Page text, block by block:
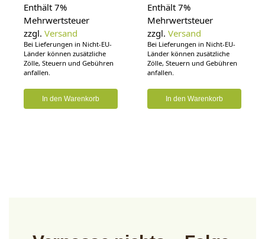
Enthält 7%
Mehrwertsteuer
zzgl. Versand
Bei Lieferungen in Nicht-EU-
Länder können zusätzliche
Zölle, Steuern und Gebühren
anfallen.
In den Warenkorb
Enthält 7%
Mehrwertsteuer
zzgl. Versand
Bei Lieferungen in Nicht-EU-
Länder können zusätzliche
Zölle, Steuern und Gebühren
anfallen.
In den Warenkorb